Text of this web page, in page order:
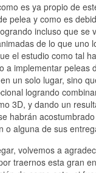
es ya propio de
pelea y como es
incluso que se
de lo que uno
el estudio como tal
a implementar peleas
un solo lugar, sino
logrando
3D, y dando un
habrán
o alguna de sus
volvemos a
traernos esta gran